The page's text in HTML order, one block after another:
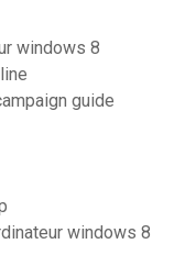
windows 8
guide
windows 8